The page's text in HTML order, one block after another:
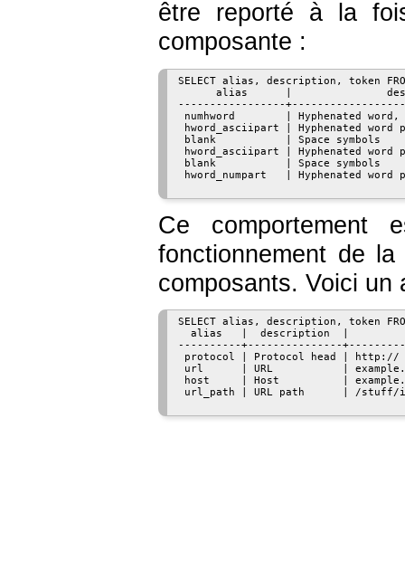
être reporté à la
composante :
SELECT alias, description, token
alias      |
-----------------
numhword        | Hyphenated
hword_asciipart | Hyphenated
blank           | Space
hword_asciipart | Hyphenated
blank           | Space
hword_numpart   | Hyphenated
Ce comportement
fonctionnement de
composants. Voici un
SELECT alias, description, token
alias   |  description  |
----------+---------------
protocol | Protocol head | http://
url      | URL           |
host     | Host          |
url_path | URL path      | /stuff/